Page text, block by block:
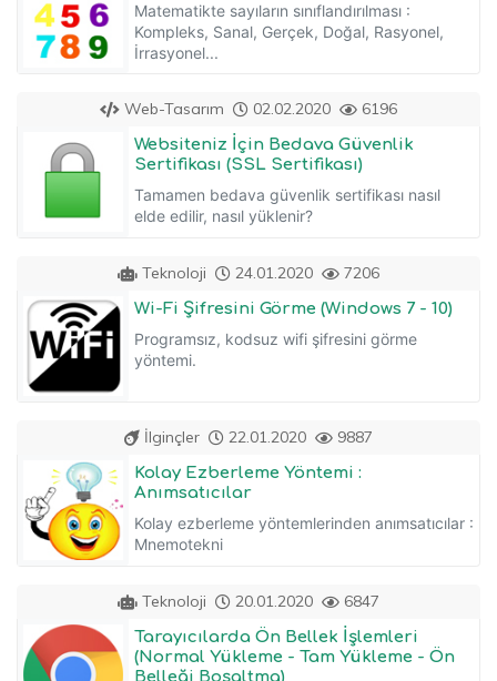
Matematikte sayıların sınıflandırılması :
Kompleks, Sanal, Gerçek, Doğal, Rasyonel,
İrrasyonel...
Web-Tasarım 02.02.2020 6196
Websiteniz İçin Bedava Güvenlik
Sertifikası (SSL Sertifikası)
Tamamen bedava güvenlik sertifikası nasıl
elde edilir, nasıl yüklenir?
Teknoloji 24.01.2020 7206
Wi-Fi Şifresini Görme (Windows 7 - 10)
Programsız, kodsuz wifi şifresini görme
yöntemi.
İlginçler 22.01.2020 9887
Kolay Ezberleme Yöntemi :
Anımsatıcılar
Kolay ezberleme yöntemlerinden anımsatıcılar :
Mnemotekni
Teknoloji 20.01.2020 6847
Tarayıcılarda Ön Bellek İşlemleri
(Normal Yükleme - Tam Yükleme - Ön